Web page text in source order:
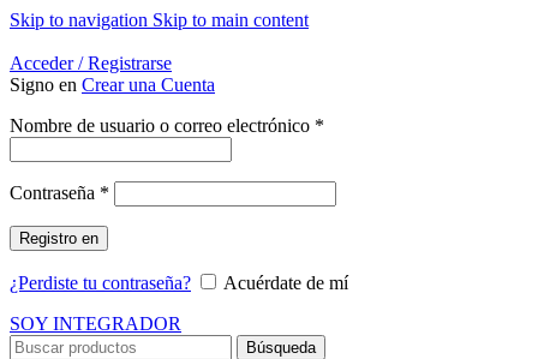
Skip to navigation Skip to main content
Acceder / Registrarse
Signo en Crear una Cuenta
Nombre de usuario o correo electrónico *
Contraseña *
Registro en
¿Perdiste tu contraseña?
Acuérdate de mí
SOY INTEGRADOR
Búsqueda